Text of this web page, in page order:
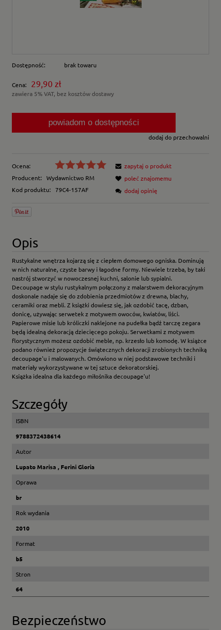
Dostępność: brak towaru
Cena: 29,90 zł
zawiera 5% VAT, bez kosztów dostawy
powiadom o dostępności
dodaj do przechowalni
Ocena:
Producent:
Wydawnictwo RM
Kod produktu:
79C4-157AF
zapytaj o produkt
poleć znajomemu
dodaj opinię
Opis
Rustykalne wnętrza kojarzą się z ciepłem domowego ogniska. Dominują
w nich naturalne, czyste barwy i łagodne formy. Niewiele trzeba, by taki
nastrój stworzyć w nowoczesnej kuchni, salonie lub sypialni.
Decoupage w stylu rustykalnym połączony z malarstwem dekoracyjnym
doskonale nadaje się do zdobienia przedmiotów z drewna, blachy,
ceramiki oraz mebli. Z książki dowiesz się, jak ozdobić tacę, dzban,
donicę, używając serwetek z motywem owoców, kwiatów, liści.
Papierowe misie lub króliczki naklejone na pudełka bądź tarczę zegara
będą idealną dekoracją dziecięcego pokoju. Serwetkami z motywem
florystycznym możesz ozdobić meble, np. krzesło lub komodę. W książce
podano również propozycje świątecznych dekoracji zrobionych techniką
decoupage'u i malowanych. Omówiono w niej podstawowe techniki i
materiały wykorzystywane w tej sztuce dekoratorskiej.
Książka idealna dla każdego miłośnika decoupage'u!
Szczegóły
ISBN
9788372438614
Autor
Lupato Marisa , Ferini Gloria
Oprawa
br
Rok wydania
2010
Format
b5
Stron
64
Bezpieczeństwo